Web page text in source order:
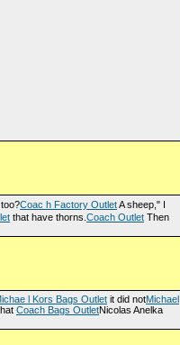
Coac h Factory OutletA sheep," I
that have thorns. Coach Outlet Then
l Kors Bags Outlet it did notMichael
Coach Bags OutletNicolas Anelka